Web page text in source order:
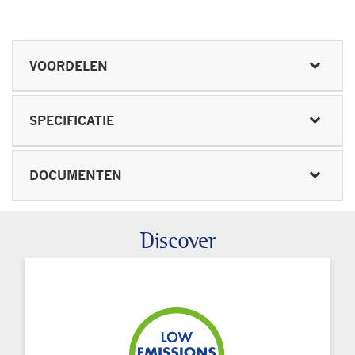
VOORDELEN
SPECIFICATIE
DOCUMENTEN
Discover